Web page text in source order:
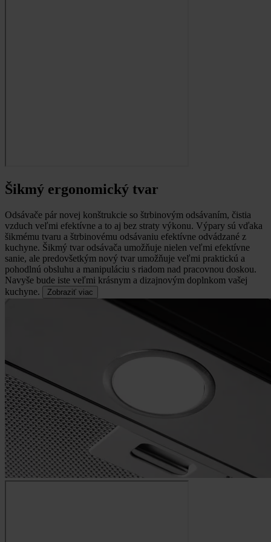
Šikmý ergonomický tvar
Odsávače pár novej konštrukcie so štrbinovým odsávaním, čistia
vzduch veľmi efektívne a to aj bez straty výkonu. Výpary sú vďaka
šikmému tvaru a štrbinovému odsávaniu efektívne odvádzané z
kuchyne. Šikmý tvar odsávača umožňuje nielen veľmi efektívne
sanie, ale predovšetkým nový tvar umožňuje veľmi praktickú a
pohodlnú obsluhu a manipuláciu s riadom nad pracovnou doskou.
Navyše bude iste veľmi krásnym a dizajnovým doplnkom vašej
kuchyne.
Zobraziť viac